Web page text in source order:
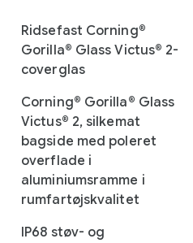
Ridsefast Corning®
Gorilla® Glass Victus® 2-
coverglas
Corning® Gorilla® Glass
Victus® 2, silkemat
bagside med poleret
overflade i
aluminiumsramme i
rumfartøjskvalitet
IP68 støv- og